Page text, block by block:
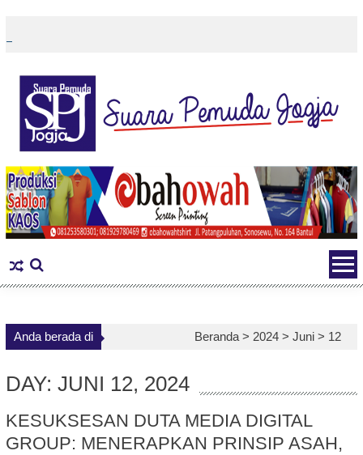
content
Anda berada di Beranda > 2024 >Juni > 12
DAY: JUNI 12, 2024
KESUKSESAN DUTA MEDIA DIGITAL
GROUP: MENERAPKAN PRINSIP ASAH,